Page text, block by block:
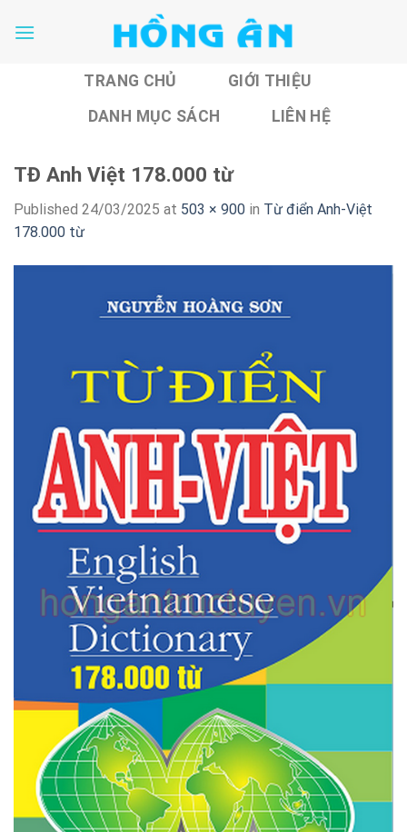
TRANG CHỦ
GIỚI THIỆU
DANH MỤC SÁCH
LIÊN HỆ
TĐ Anh Việt 178.000 từ
Published 24/03/2025 at 503 × 900 in Từ điển Anh-Việt
178.000 từ